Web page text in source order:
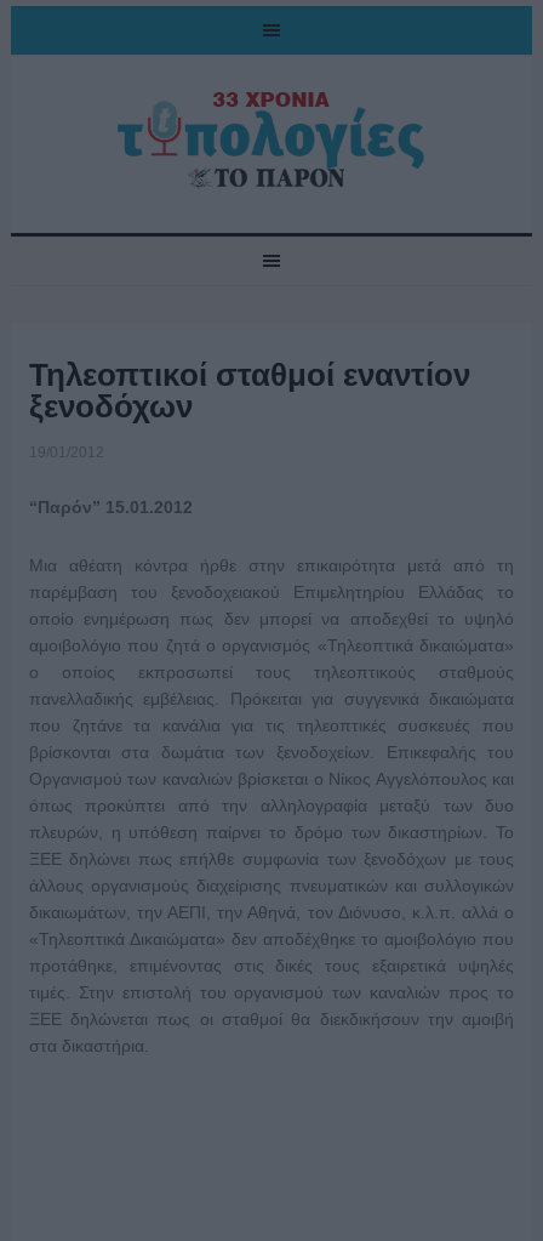
Τηλεοπτικοί σταθμοί εναντίον
ξενοδόχων
19/01/2012
“Παρόν” 15.01.2012
Μια αθέατη κόντρα ήρθε στην επικαιρότητα μετά από τη
παρέμβαση του ξενοδοχειακού Επιμελητηρίου Ελλάδας το
οποίο ενημέρωση πως δεν μπορεί να αποδεχθεί το υψηλό
αμοιβολόγιο που ζητά ο οργανισμός «Τηλεοπτικά δικαιώματα»
ο οποίος εκπροσωπεί τους τηλεοπτικούς σταθμούς
πανελλαδικής εμβέλειας. Πρόκειται για συγγενικά δικαιώματα
που ζητάνε τα κανάλια για τις τηλεοπτικές συσκευές που
βρίσκονται στα δωμάτια των ξενοδοχείων. Επικεφαλής του
Οργανισμού των καναλιών βρίσκεται ο Νίκος Αγγελόπουλος και
όπως προκύπτει από την αλληλογραφία μεταξύ των δυο
πλευρών, η υπόθεση παίρνει το δρόμο των δικαστηρίων. Το
ΞΕΕ δηλώνει πως επήλθε συμφωνία των ξενοδόχων με τους
άλλους οργανισμούς διαχείρισης πνευματικών και συλλογικών
δικαιωμάτων, την ΑΕΠΙ, την Αθηνά, τον Διόνυσο, κ.λ.π. αλλά ο
«Τηλεοπτικά Δικαιώματα» δεν αποδέχθηκε το αμοιβολόγιο που
προτάθηκε, επιμένοντας στις δικές τους εξαιρετικά υψηλές
τιμές. Στην επιστολή του οργανισμού των καναλιών προς το
ΞΕΕ δηλώνεται πως οι σταθμοί θα διεκδικήσουν την αμοιβή
στα δικαστήρια.